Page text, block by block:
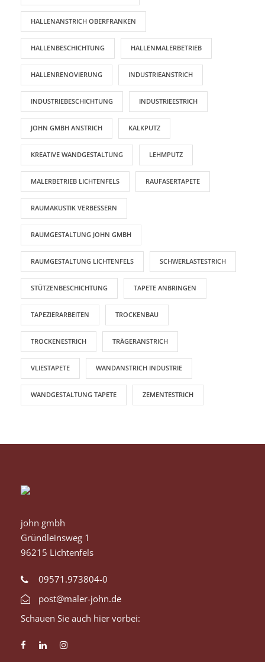
HALLENANSTRICH OBERFRANKEN
HALLENBESCHICHTUNG HALLENMALERBETRIEB
HALLENRENOVIERUNG INDUSTRIEANSTRICH
INDUSTRIEBESCHICHTUNG INDUSTRIEESTRICH
JOHN GMBH ANSTRICH KALKPUTZ
KREATIVE WANDGESTALTUNG LEHMPUTZ
MALERBETRIEB LICHTENFELS RAUFASERTAPETE
RAUMAKUSTIK VERBESSERN
RAUMGESTALTUNG JOHN GMBH
RAUMGESTALTUNG LICHTENFELS SCHWERLASTESTRICH
STÜTZENBESCHICHTUNG TAPETE ANBRINGEN
TAPEZIERARBEITEN TROCKENBAU
TROCKENESTRICH TRÄGERANSTRICH
VLIESTAPETE WANDANSTRICH INDUSTRIE
WANDGESTALTUNG TAPETE ZEMENTESTRICH
john gmbh
Gründleinsweg 1
96215 Lichtenfels
09571.973804-0
post@maler-john.de
Schauen Sie auch hier vorbei: